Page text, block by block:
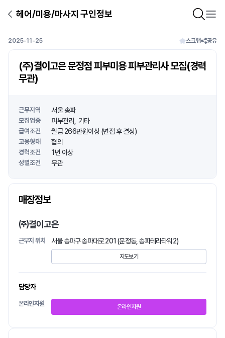
헤어/미용/마사지 구인정보
2025-11-25 스크랩 공유
(주)결이고은 문정점 피부미용 피부관리사 모집(경력
무관)
근무지역 서울 송파
모집업종 피부관리 기타
급여조건 월급 266만원이상 (면접 후 결정)
고용형태 협의
경력조건 1년 이상
성별조건 무관
매장정보
㈜결이고은
근무지 위치 서울 송파구 송파대로 201 (문정동, 송파테라타워2)
지도보기
담당자
온라인지원 온라인지원